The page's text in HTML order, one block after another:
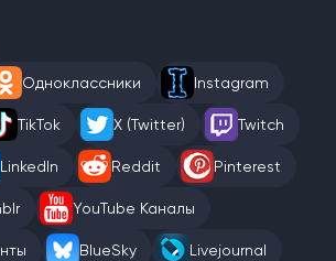
Одноклассники Instagram
TikTok X (Twitter) Twitch
LinkedIn Reddit Pinterest
YouTube Каналы
BlueSky Livejournal